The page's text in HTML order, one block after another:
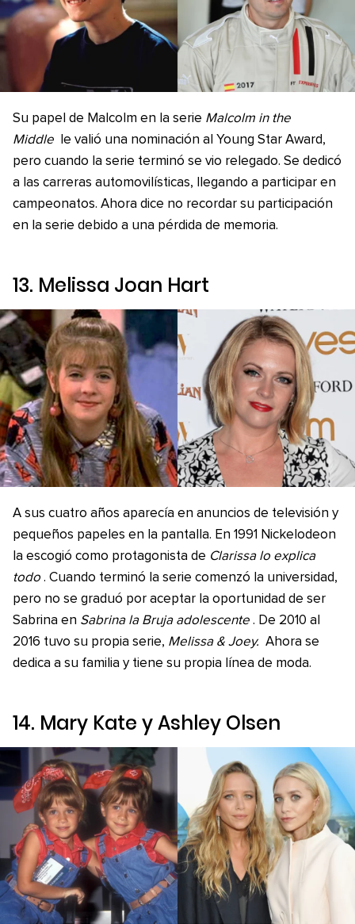
Su papel de Malcolm en la serie Malcolm in the
Middle
le valió una nominación al Young Star Award,
pero cuando la serie terminó se vio relegado. Se dedicó
a las carreras automovilísticas, llegando a participar en
campeonatos. Ahora dice no recordar su participación
en la serie debido a una pérdida de memoria.
13. Melissa Joan Hart
A sus cuatro años aparecía en anuncios de televisión y
pequeños papeles en la pantalla. En 1991 Nickelodeon
la escogió como protagonista de Clarissa lo explica
todo . Cuando terminó la serie comenzó la universidad,
pero no se graduó por aceptar la oportunidad de ser
Sabrina en Sabrina la Bruja adolescente . De 2010 al
2016 tuvo su propia serie, Melissa & Joey. Ahora se
dedica a su familia y tiene su propia línea de moda.
14. Mary Kate y Ashley Olsen